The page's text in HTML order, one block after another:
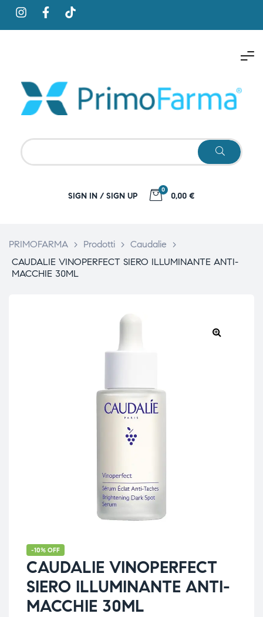
SIGN IN / SIGN UP
0
0,00 €
PRIMOFARMA > Prodotti > Caudalie
>
CAUDALIE VINOPERFECT SIERO ILLUMINANTE ANTI-
MACCHIE 30ML
-10% OFF
CAUDALIE VINOPERFECT
SIERO ILLUMINANTE ANTI-
MACCHIE 30ML